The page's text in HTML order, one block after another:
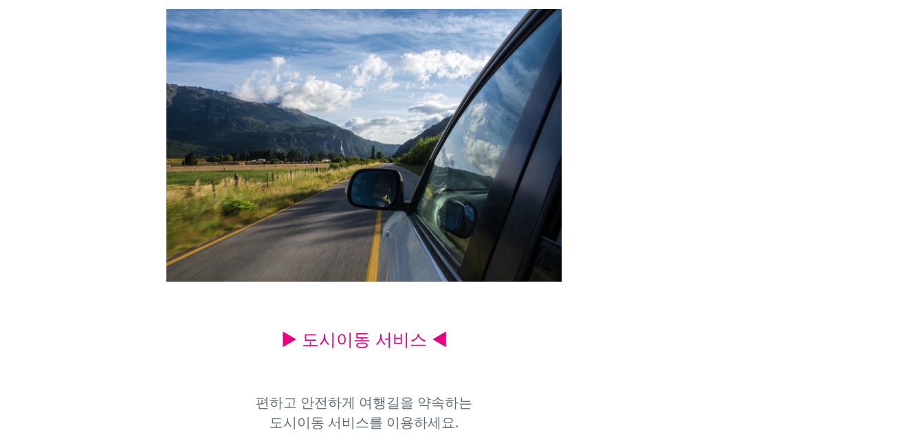
▶ 도시이동 서비스 ◀
편하고 안전하게 여행길을 약속하는
도시이동 서비스를 이용하세요.